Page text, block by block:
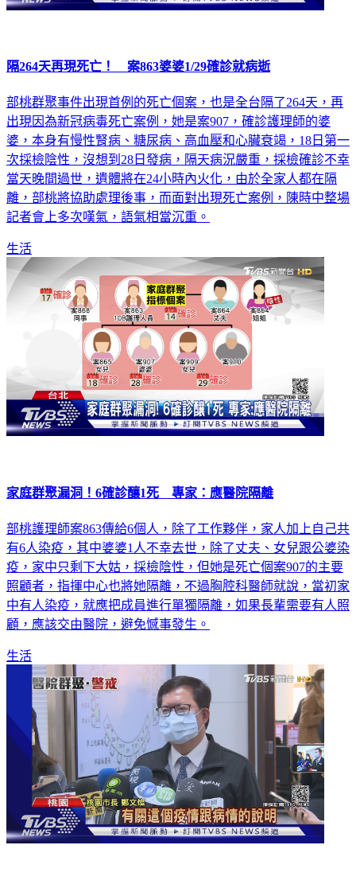
隔264天再現死亡！ 案863婆婆1/29確診就病逝
部桃群聚事件出現首例的死亡個案，也是全台隔了264天，再
出現因為新冠病毒死亡案例，她是案907，確診護理師的婆
婆，本身有慢性腎病、糖尿病、高血壓和心臟衰竭，18日第一
次採檢陰性，沒想到28日發病，隔天病況嚴重，採檢確診不幸
當天晚間過世，遺體將在24小時內火化，由於全家人都在隔
離，部桃將協助處理後事，而面對出現死亡案例，陳時中整場
記者會上多次嘆氣，語氣相當沉重。
生活
家庭群聚漏洞！6確診釀1死 專家：應醫院隔離
部桃護理師案863傳給6個人，除了工作夥伴，家人加上自己共
有6人染疫，其中婆婆1人不幸去世，除了丈夫、女兒跟公婆染
疫，家中只剩下大姑，採檢陰性，但她是死亡個案907的主要
照顧者，指揮中心也將她隔離，不過胸腔科醫師就說，當初家
中有人染疫，就應把成員進行單獨隔離，如果長輩需要有人照
顧，應該交由醫院，避免憾事發生。
生活